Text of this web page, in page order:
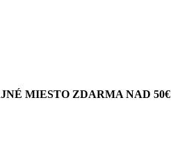
MIESTO ZDARMA NAD 50€